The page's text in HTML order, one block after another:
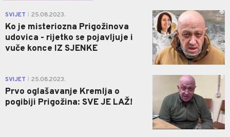
SVIJET 25.08.2023.
Ko je misteriozna Prigožinova
udovica - rijetko se pojavljuje i
vuče konce IZ SJENKE
0
SVIJET 25.08.2023.
Prvo oglašavanje Kremlja o
pogibiji Prigožina: SVE JE LAŽ!
0